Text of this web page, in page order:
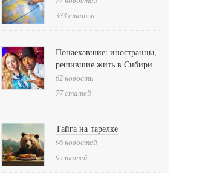
333 статьи
Понаехавшие: иностранцы,
решившие жить в Сибири
62 новости
77 статей
Тайга на тарелке
96 новостей
9 статей